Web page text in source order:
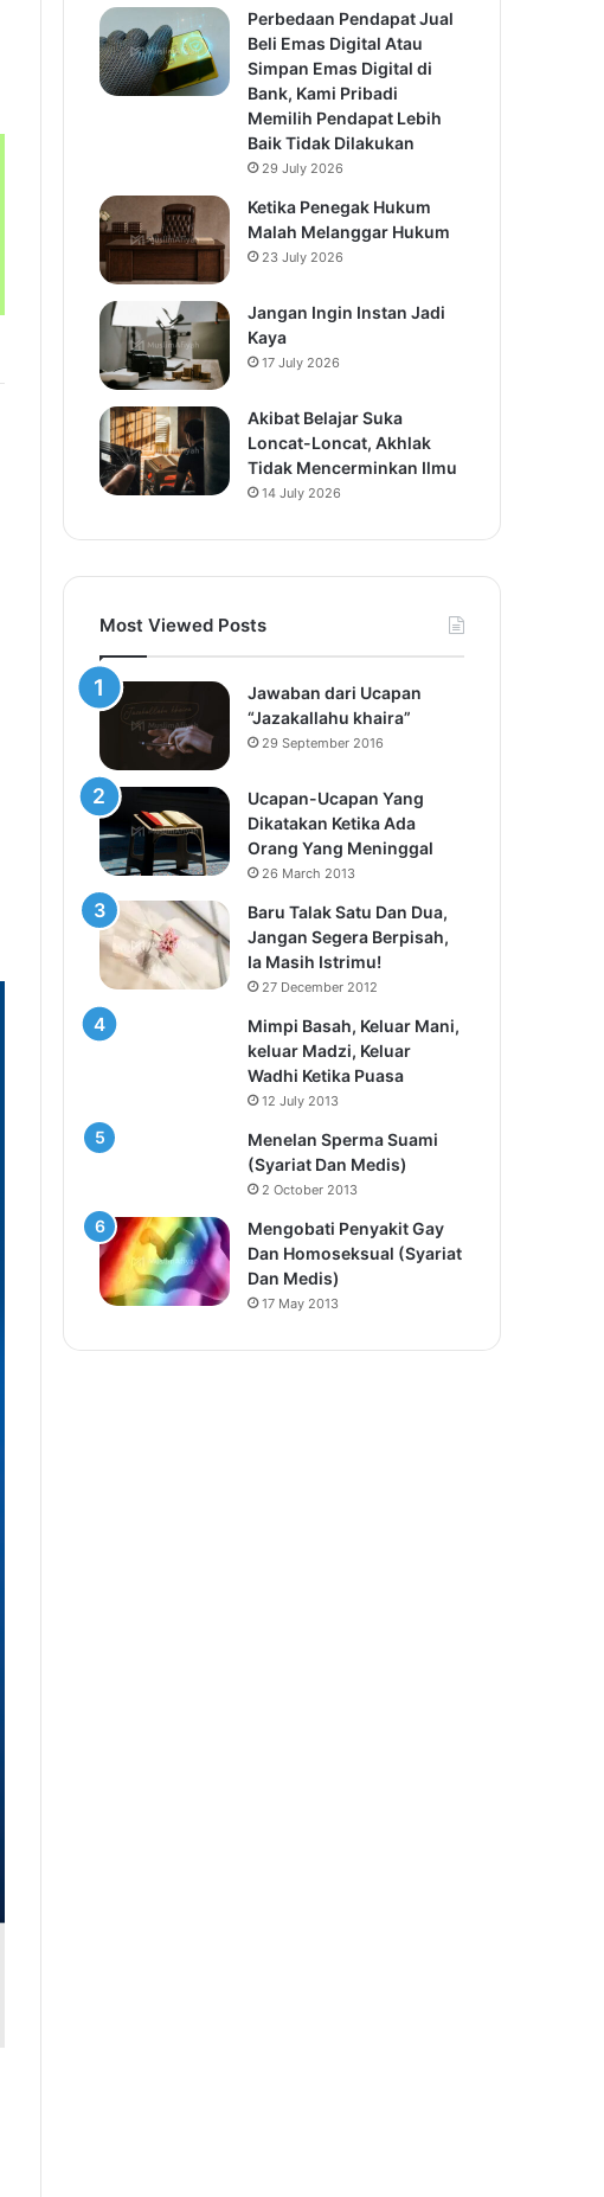
Perbedaan Pendapat Jual
Beli Emas Digital Atau
Simpan Emas Digital di
Bank, Kami Pribadi
Memilih Pendapat Lebih
Baik Tidak Dilakukan
29 July 2026
Ketika Penegak Hukum
Malah Melanggar Hukum
23 July 2026
Jangan Ingin Instan Jadi
Kaya
17 July 2026
Akibat Belajar Suka
Loncat-Loncat, Akhlak
Tidak Mencerminkan Ilmu
14 July 2026
Most Viewed Posts
Jawaban dari Ucapan
“Jazakallahu khaira”
29 September 2016
Ucapan-Ucapan Yang
Dikatakan Ketika Ada
Orang Yang Meninggal
26 March 2013
Baru Talak Satu Dan Dua,
Jangan Segera Berpisah,
Ia Masih Istrimu!
27 December 2012
Mimpi Basah, Keluar Mani,
keluar Madzi, Keluar
Wadhi Ketika Puasa
12 July 2013
Menelan Sperma Suami
(Syariat Dan Medis)
2 October 2013
Mengobati Penyakit Gay
Dan Homoseksual (Syariat
Dan Medis)
17 May 2013